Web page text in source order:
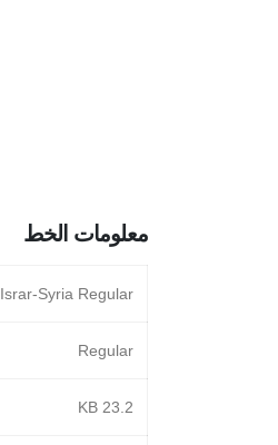
معلومات الخط
Israr-Syria Regular
Regular
23.2 KB